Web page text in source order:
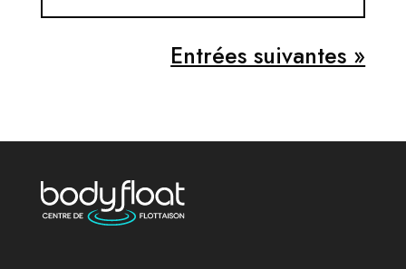
Entrées suivantes »